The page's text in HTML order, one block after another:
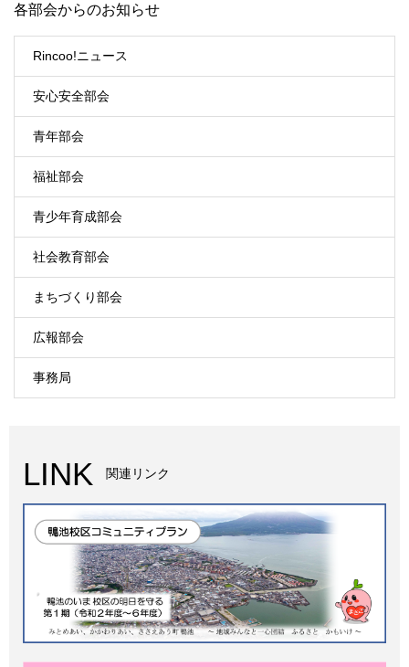
各部会からのお知らせ
Rincoo!ニュース
安心安全部会
青年部会
福祉部会
青少年育成部会
社会教育部会
まちづくり部会
広報部会
事務局
LINK 関連リンク